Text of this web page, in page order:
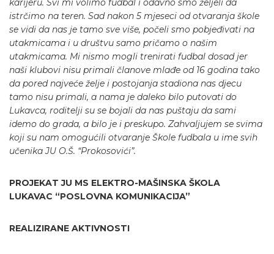
karijeru. Svi mi volimo fudbal i odavno smo željeli da
istrčimo na teren. Sad nakon 5 mjeseci od otvaranja škole
se vidi da nas je tamo sve više, počeli smo pobjeđivati na
utakmicama i u društvu samo pričamo o našim
utakmicama. Mi nismo mogli trenirati fudbal dosad jer
naši klubovi nisu primali članove mlađe od 16 godina tako
da pored najveće želje i postojanja stadiona nas djecu
tamo nisu primali, a nama je daleko bilo putovati do
Lukavca, roditelji su se bojali da nas puštaju da sami
idemo do grada, a bilo je i preskupo. Zahvaljujem se svima
koji su nam omogućili otvaranje Škole fudbala u ime svih
učenika JU O.Š. “Prokosovići”.
PROJEKAT JU MS ELEKTRO-MAŠINSKA ŠKOLA
LUKAVAC “POSLOVNA KOMUNIKACIJA”
REALIZIRANE AKTIVNOSTI